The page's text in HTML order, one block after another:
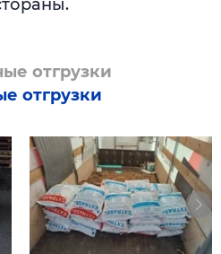
отгрузки
отгрузки